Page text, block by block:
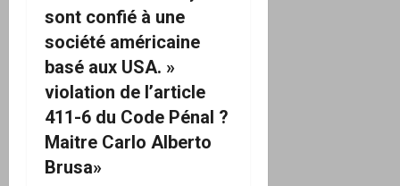
’
a
r
t
i
sont confié à une
société américaine
basé aux USA. »
violation de l’article
411-6 du Code Pénal ?
Maitre Carlo Alberto
Brusa»